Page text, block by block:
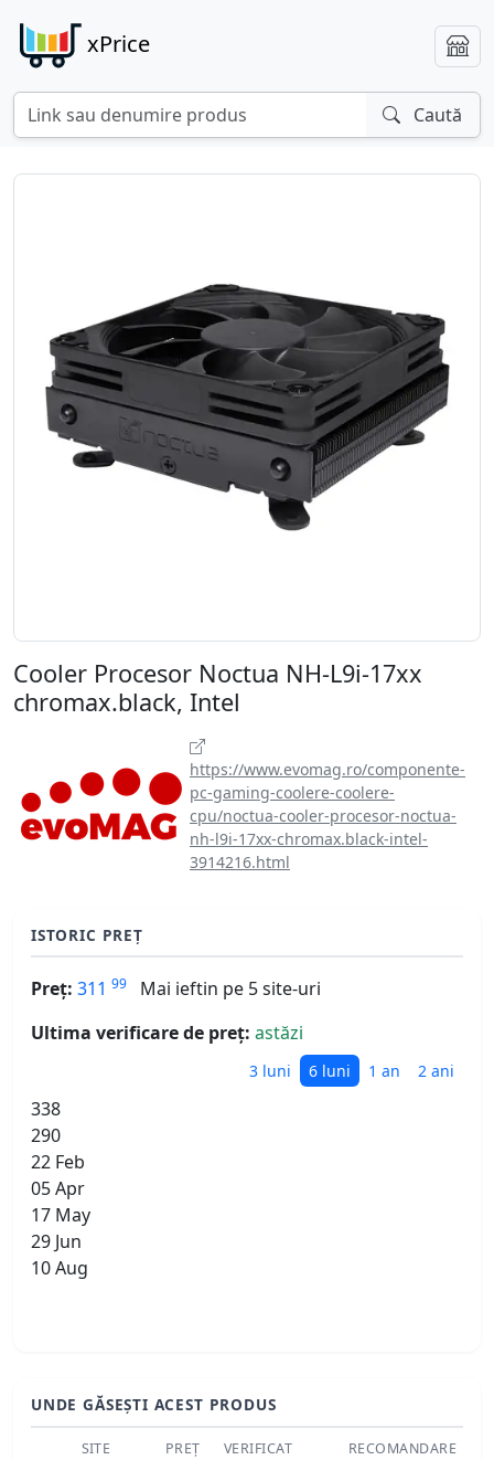
xPrice
Caută
Cooler Procesor Noctua NH-L9i-17xx
chromax.black, Intel
https://www.evomag.ro/componente-
pc-gaming-coolere-coolere-
cpu/noctua-cooler-procesor-noctua-
nh-l9i-17xx-chromax.black-intel-
3914216.html
ISTORIC PREȚ
Preț: 311 99
Mai ieftin pe 5 site-uri
Ultima verificare de preț: astăzi
3 luni 6 luni 1 an 2 ani
338
290
22 Feb
05 Apr
17 May
29 Jun
10 Aug
UNDE GĂSEȘTI ACEST PRODUS
SITE PREȚ VERIFICAT RECOMANDARE